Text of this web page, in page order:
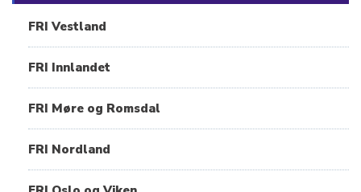
FRI Vestland
FRI Innlandet
FRI Møre og Romsdal
FRI Nordland